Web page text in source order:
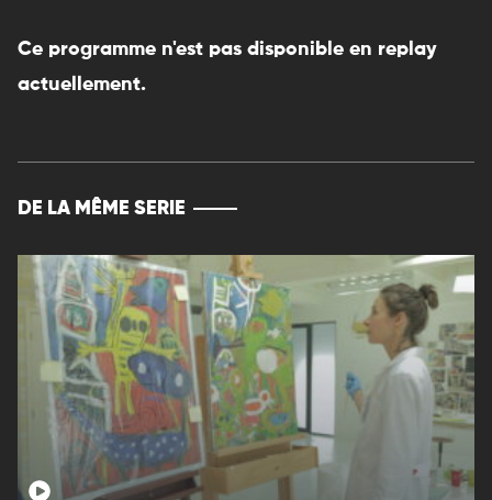
Ce programme n'est pas disponible en replay
actuellement.
DE LA MÊME SERIE